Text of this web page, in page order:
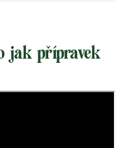
jak přípravek